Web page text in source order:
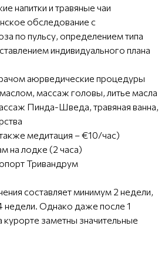
напитки и травяные чаи
обследование с
по пульсу, определением типа
индивидуального плана
аюрведические процедуры
массаж головы, литье масла
Пинда-Шведа, травяная ванна,
медитация – €10/час)
на лодке (2 часа)
Тривандрум
составляет минимум 2 недели,
недели. Однако даже после 1
курорте заметны значительные